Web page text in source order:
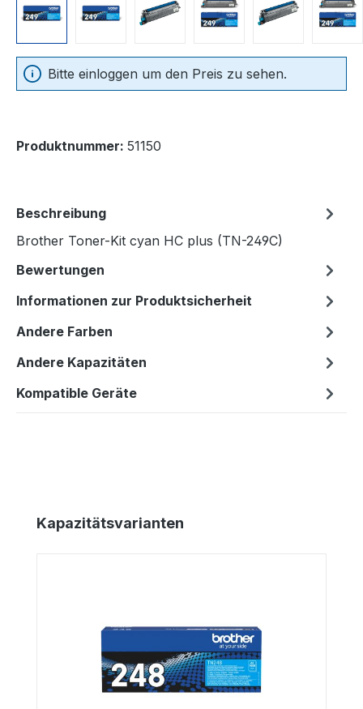
Bitte einloggen um den Preis zu sehen.
Produktnummer: 51150
Beschreibung
Brother Toner-Kit cyan HC plus (TN-249C)
Bewertungen
Informationen zur Produktsicherheit
Andere Farben
Andere Kapazitäten
Kompatible Geräte
Produktgalerie überspringen
Kapazitätsvarianten